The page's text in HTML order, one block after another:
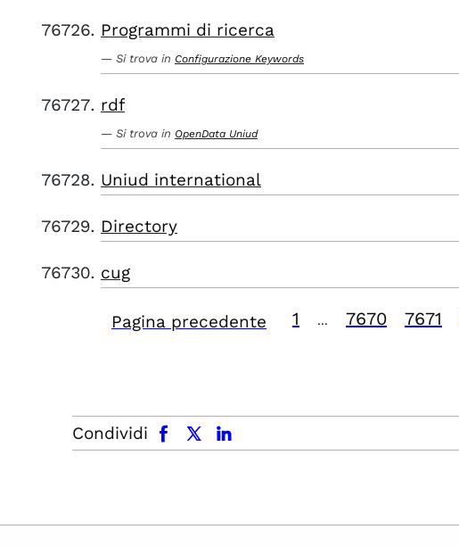
Programmi di ricerca
Si trova in Configurazione Keywords
rdf
Si trova in OpenData Uniud
Uniud international
Directory
cug
Pagina precedente 1 7670 7671
Condividi
facebook x.com linkedin